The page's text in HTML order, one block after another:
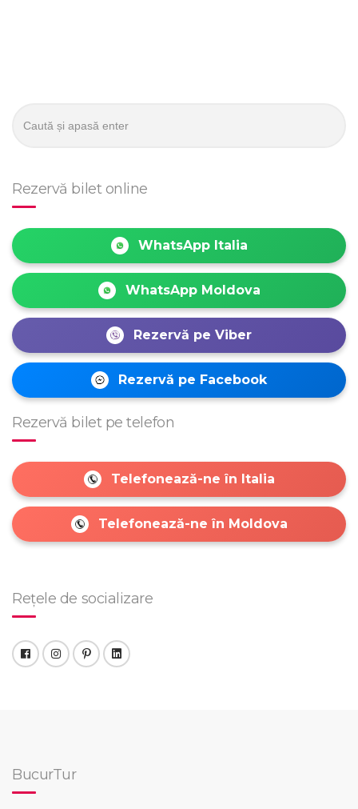
Rezervă bilet online
WhatsApp Italia
WhatsApp Moldova
Rezervă pe Viber
Rezervă pe Facebook
Rezervă bilet pe telefon
Telefonează-ne în Italia
Telefonează-ne în Moldova
Rețele de socializare
BucurTur